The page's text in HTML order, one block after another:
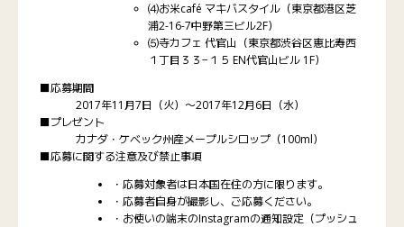
⑷お米café マキバスタイル（東京都港区芝
浦2-16-7中野第三ビル2F）
⑸寺カフェ 代官山（東京都渋谷区恵比寿西
１丁目３３−１５ EN代官山ビル 1F）
■応募期間
2017年11月7日（火）〜2017年12月6日（水）
■プレゼント
カナダ・ケベック州産メープルシロップ（100ml）
■応募に関する注意及び禁止事項
・応募対象者は日本国在住の方に限ります。
・応募者自身が撮影し、ご応募ください。
・お使いの端末のInstagramの通知設定（プッシュ